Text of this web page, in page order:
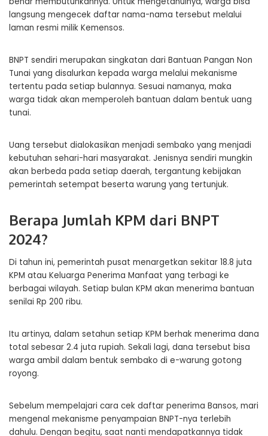
langsung mengecek daftar nama-nama tersebut melalui
laman resmi milik Kemensos.
BNPT sendiri merupakan singkatan dari Bantuan Pangan Non
Tunai yang disalurkan kepada warga melalui mekanisme
tertentu pada setiap bulannya. Sesuai namanya, maka
warga tidak akan memperoleh bantuan dalam bentuk uang
tunai.
Uang tersebut dialokasikan menjadi sembako yang menjadi
kebutuhan sehari-hari masyarakat. Jenisnya sendiri mungkin
akan berbeda pada setiap daerah, tergantung kebijakan
pemerintah setempat beserta warung yang tertunjuk.
Berapa Jumlah KPM dari BNPT
2024?
Di tahun ini, pemerintah pusat menargetkan sekitar 18.8 juta
KPM atau Keluarga Penerima Manfaat yang terbagi ke
berbagai wilayah. Setiap bulan KPM akan menerima bantuan
senilai Rp 200 ribu.
Itu artinya, dalam setahun setiap KPM berhak menerima dana
total sebesar 2.4 juta rupiah. Sekali lagi, dana tersebut bisa
warga ambil dalam bentuk sembako di e-warung gotong
royong.
Sebelum mempelajari cara cek daftar penerima Bansos, mari
mengenal mekanisme penyampaian BNPT-nya terlebih
dahulu. Dengan begitu, saat nanti mendapatkannya tidak